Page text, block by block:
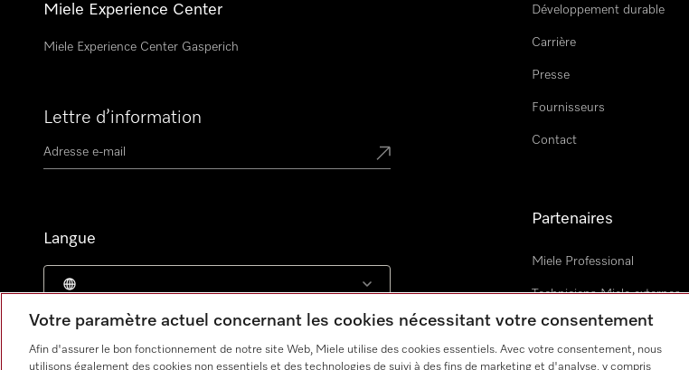
Miele Experience Center
Miele Experience Center Gasperich
Lettre d’information
Langue
Développement durable
Carrière
Presse
Fournisseurs
Contact
Partenaires
Miele Professional
Techniciens Miele externes
Miele Marine
Architectes & promoteurs
Votre paramètre actuel concernant les cookies nécessitant votre consentement
Afin d'assurer le bon fonctionnement de notre site Web, Miele utilise des cookies essentiels. Avec votre consentement, nous
utilisons également des cookies non essentiels et des technologies de suivi à des fins de marketing et d'analyse, y compris